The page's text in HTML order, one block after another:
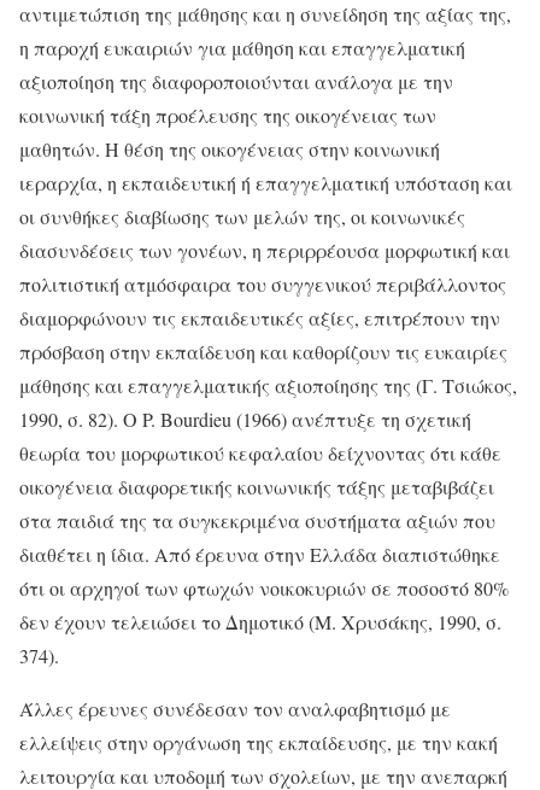
αντιμετώπιση της μάθησης και η συνείδηση της αξίας της,
η παροχή ευκαιριών για μάθηση και επαγγελματική
αξιοποίηση της διαφοροποιούνται ανάλογα με την
κοινωνική τάξη προέλευσης της οικογένειας των
μαθητών. Η θέση της οικογένειας στην κοινωνική
ιεραρχία, η εκπαιδευτική ή επαγγελματική υπόσταση και
οι συνθήκες διαβίωσης των μελών της, οι κοινωνικές
διασυνδέσεις των γονέων, η περιρρέουσα μορφωτική και
πολιτιστική ατμόσφαιρα του συγγενικού περιβάλλοντος
διαμορφώνουν τις εκπαιδευτικές αξίες, επιτρέπουν την
πρόσβαση στην εκπαίδευση και καθορίζουν τις ευκαιρίες
μάθησης και επαγγελματικής αξιοποίησης της (Γ. Τσιώκος,
1990, σ. 82). Ο P. Bourdieu (1966) ανέπτυξε τη σχετική
θεωρία του μορφωτικού κεφαλαίου δείχνοντας ότι κάθε
οικογένεια διαφορετικής κοινωνικής τάξης μεταβιβάζει
στα παιδιά της τα συγκεκριμένα συστήματα αξιών που
διαθέτει η ίδια. Από έρευνα στην Ελλάδα διαπιστώθηκε
ότι οι αρχηγοί των φτωχών νοικοκυριών σε ποσοστό 80%
δεν έχουν τελειώσει το Δημοτικό (Μ. Χρυσάκης, 1990, σ.
374).
Άλλες έρευνες συνέδεσαν τον αναλφαβητισμό με
ελλείψεις στην οργάνωση της εκπαίδευσης, με την κακή
λειτουργία και υποδομή των σχολείων, με την ανεπαρκή